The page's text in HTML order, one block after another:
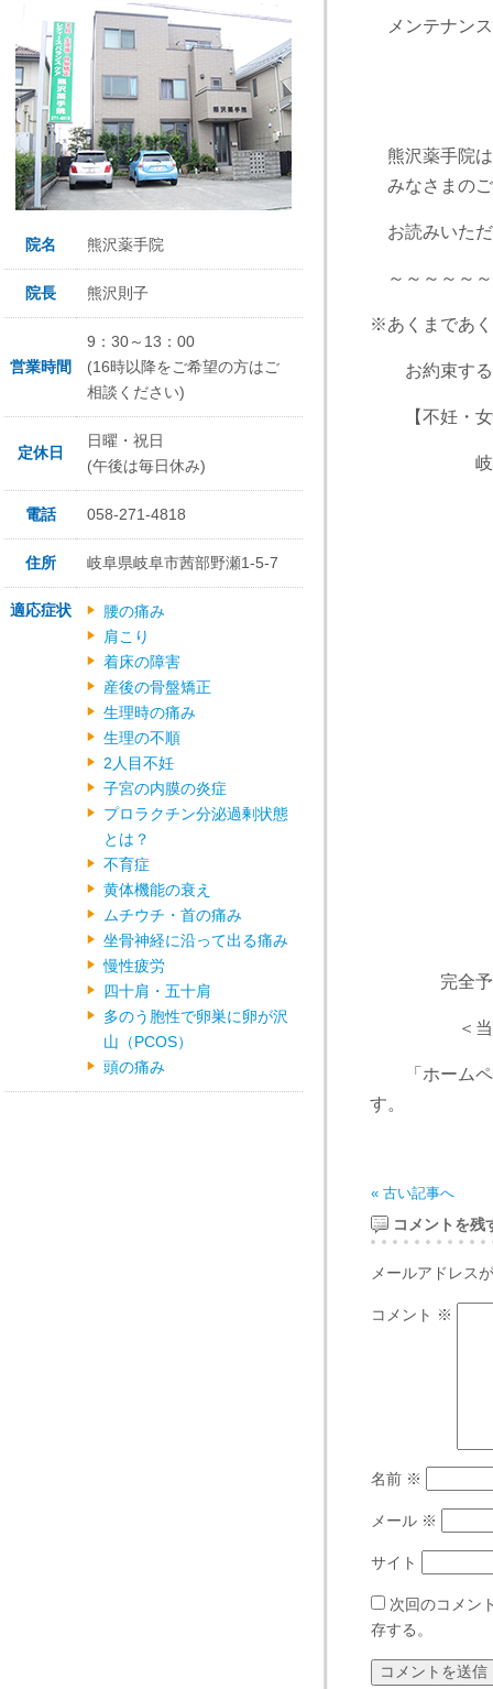
メンテナン
熊沢薬手院は
みなさまの
お読みいただ
～～～～～～
※あくまであ
お約束する
【不妊・女
岐阜市の
完全予
＜当日予約
「ホームペ
す。
« 古い記事へ
コメントを残
メールアドレス
コメント ※
名前 ※
メール ※
サイト
次回のコメン
存する。
院名 熊沢薬手院
院長 熊沢則子
営業時間
9：30～13：00
(16時以降をご希望の方はご
相談ください)
定休日
日曜・祝日
(午後は毎日休み)
電話 058-271-4818
住所 岐阜県岐阜市茜部野瀬1-5-7
適応症状
腰の痛み
肩こり
着床の障害
産後の骨盤矯正
生理時の痛み
生理の不順
2人目不妊
子宮の内膜の炎症
プロラクチン分泌過剰状態
とは？
不育症
黄体機能の衰え
ムチウチ・首の痛み
坐骨神経に沿って出る痛み
慢性疲労
四十肩・五十肩
多のう胞性で卵巣に卵が沢
山（PCOS）
頭の痛み